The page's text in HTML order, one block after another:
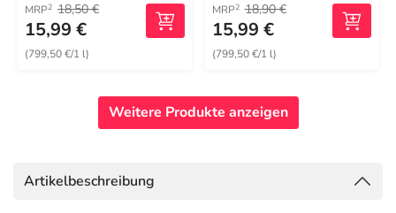
MRP2 18,50 €
15,99 €
(799,50 €/1 l)
MRP2 18,90 €
15,99 €
(799,50 €/1 l)
Weitere Produkte anzeigen
Artikelbeschreibung